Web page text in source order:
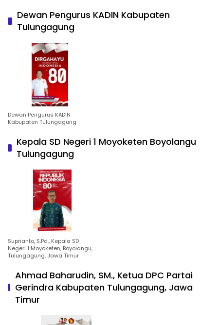
Dewan Pengurus KADIN Kabupaten
Tulungagung
Dewan Pengurus KADIN
Kabupaten Tulungagung
Kepala SD Negeri 1 Moyoketen Boyolangu
Tulungagung
Suprianto, S.Pd., Kepala SD
Negeri 1 Moyoketen, Boyolangu,
Tulungagung, Jawa Timur
Ahmad Baharudin, SM., Ketua DPC Partai
Gerindra Kabupaten Tulungagung, Jawa
Timur